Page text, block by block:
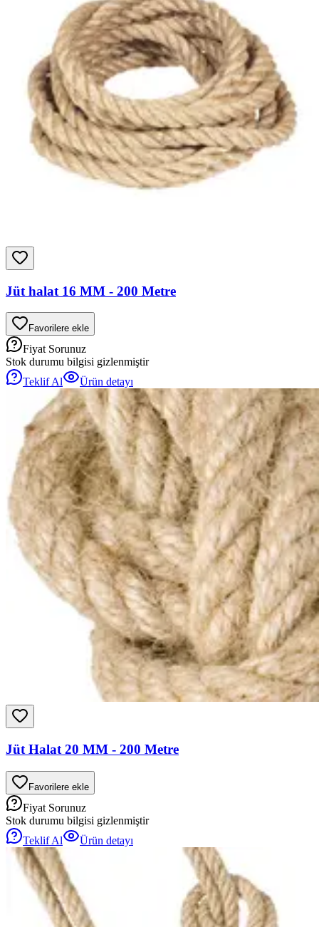
Jüt halat 16 MM - 200 Metre
Favorilere ekle
Fiyat Sorunuz
Stok durumu bilgisi gizlenmiştir
Teklif Al
Ürün detayı
Jüt Halat 20 MM - 200 Metre
Favorilere ekle
Fiyat Sorunuz
Stok durumu bilgisi gizlenmiştir
Teklif Al
Ürün detayı